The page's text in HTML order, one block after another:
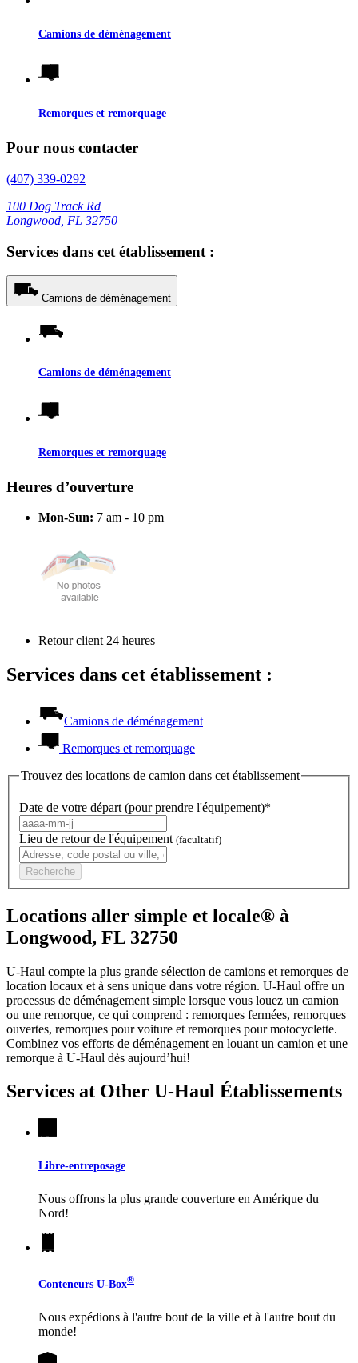
Camions de déménagement
Remorques et remorquage
Pour nous contacter
(407) 339-0292
100 Dog Track Rd
Longwood, FL 32750
Services dans cet établissement :
Camions de déménagement
Camions de déménagement
Remorques et remorquage
Heures d’ouverture
Mon-Sun: 7 am - 10 pm
Retour client 24 heures
Services dans cet établissement :
Camions de déménagement
Remorques et remorquage
Trouvez des locations de camion dans cet établissement
Date de votre départ (pour prendre l'équipement)*
Lieu de retour de l'équipement (facultatif)
Recherche
Locations aller simple et locale® à
Longwood, FL 32750
U-Haul compte la plus grande sélection de camions et remorques de
location locaux et à sens unique dans votre région. U-Haul offre un
processus de déménagement simple lorsque vous louez un camion
ou une remorque, ce qui comprend : remorques fermées, remorques
ouvertes, remorques pour voiture et remorques pour motocyclette.
Combinez vos efforts de déménagement en louant un camion et une
remorque à U-Haul dès aujourd’hui!
Services at Other U-Haul Établissements
Libre-entreposage
Nous offrons la plus grande couverture en Amérique du
Nord!
Conteneurs U-Box®
Nous expédions à l'autre bout de la ville et à l'autre bout du
monde!